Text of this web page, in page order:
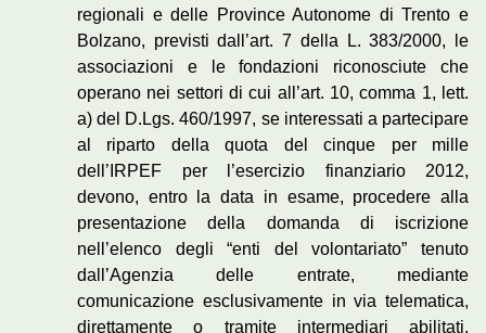
regionali e delle Province Autonome di Trento e
Bolzano, previsti dall’art. 7 della L. 383/2000, le
associazioni e le fondazioni riconosciute che
operano nei settori di cui all’art. 10, comma 1, lett.
a) del D.Lgs. 460/1997, se interessati a partecipare
al riparto della quota del cinque per mille
dell’IRPEF per l’esercizio finanziario 2012,
devono, entro la data in esame, procedere alla
presentazione della domanda di iscrizione
nell’elenco degli “enti del volontariato” tenuto
dall’Agenzia delle entrate, mediante
comunicazione esclusivamente in via telematica,
direttamente o tramite intermediari abilitati,